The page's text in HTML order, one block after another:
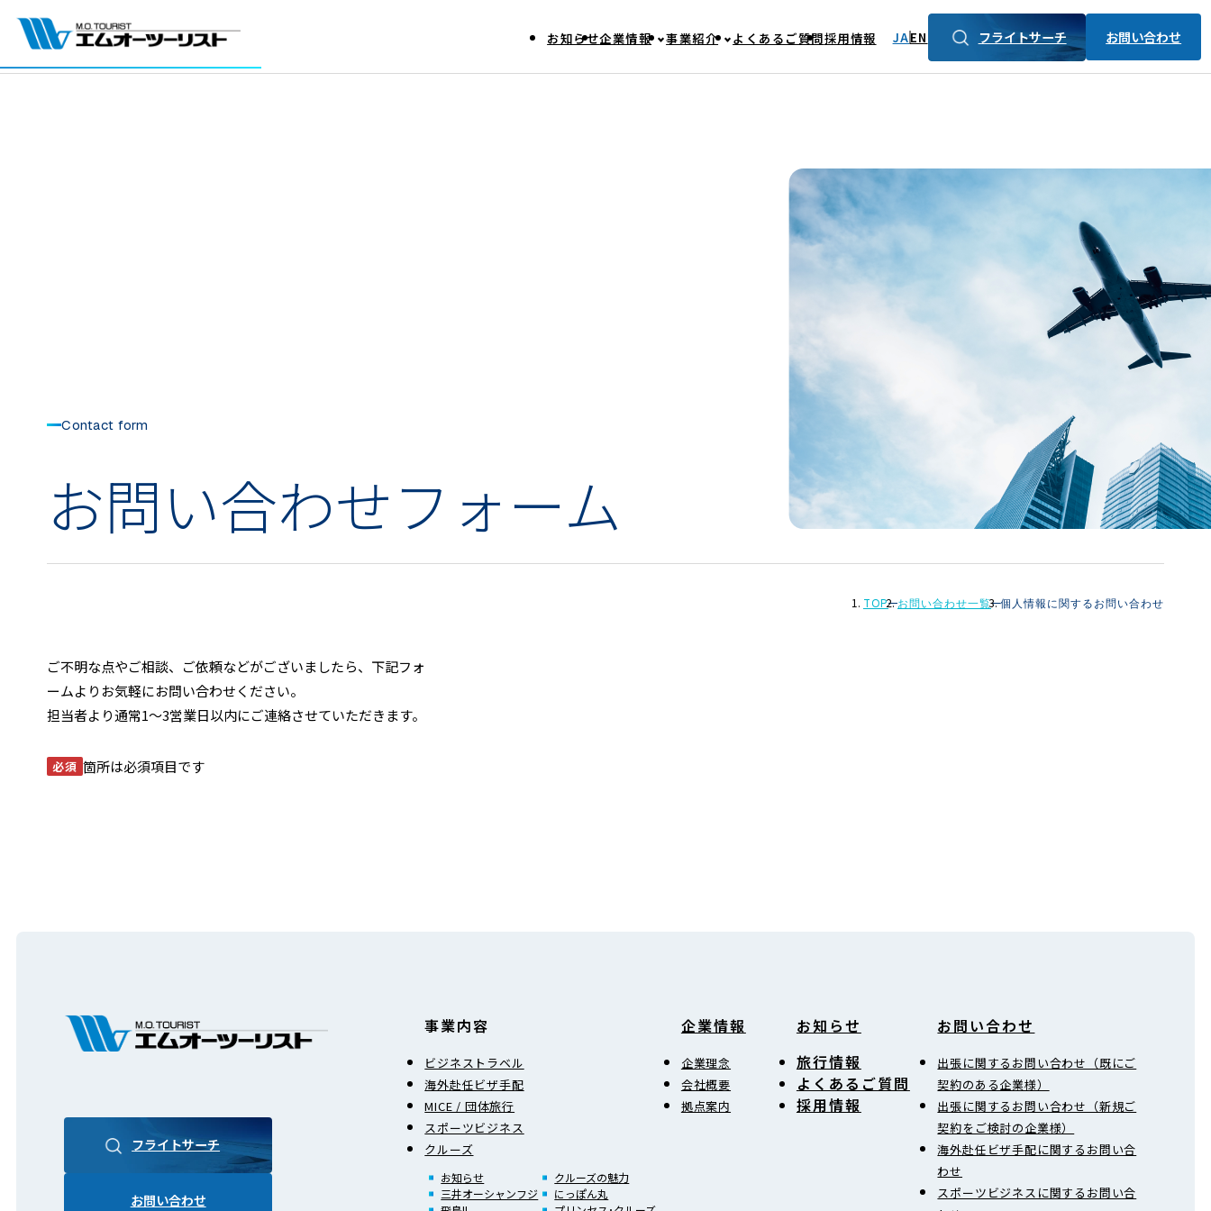
お知らせ企業情報 事業紹介 よくあるご質問採用情報 JAEN フライトサーチ お問い合わせ
Contact form
お問い合わせフォーム
TOP お問い合わせ一覧 個人情報に関するお問い合わせ
ご不明な点やご相談、ご依頼などがございましたら、下記フォ
ームよりお気軽にお問い合わせください。
担当者より通常1～3営業日以内にご連絡させていただきます。
箇所は必須項目です
フライトサーチ
お問い合わせ
事業内容
ビジネストラベル
海外赴任ビザ手配
MICE / 団体旅行
スポーツビジネス
クルーズ
お知らせ
三井オーシャンフジ
クルーズの魅力
にっぽん丸
企業情報
企業理念
会社概要
拠点案内
お知らせ
旅行情報
よくあるご質問
採用情報
お問い合わせ
出張に関するお問い合わせ（既にご
契約のある企業様）
出張に関するお問い合わせ（新規ご
契約をご検討の企業様）
海外赴任ビザ手配に関するお問い合
わせ
スポーツビジネスに関するお問い合